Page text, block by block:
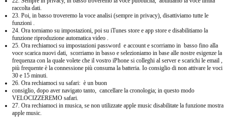
raccolta dati.
23. Poi, in basso troveremo la voce analisi (sempre in privacy), disattiviamo tutte le
funzioni .
24. Ora torniamo su impostazioni, poi su iTunes store e app store e disabilitiamo la
funzione riproduzione automatica video .
25. Ora rechiamoci su impostazioni password e account e scorriamo in basso fino alla
voce scarica nuovi dati, scorriamo in basso e selezioniamo in base alle nostre esigenze la
frequenza con la quale volete che il vostro iPhone si colleghi al server e scarichi le email ,
più frequente è la connessione più consuma la batteria. Io consiglio di non attivare le voci
30 e 15 minuti.
26. Ora rechiamoci su safari: è un buon
consiglio, dopo aver navigato tanto, cancellare la cronologia; in questo modo
VELOCIZZEREMO safari.
27. Ora rechiamoci in musica, se non utilizzate apple music disabilitate la funzione mostra
apple music.